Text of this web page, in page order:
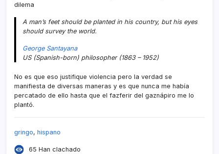
dilema
A man’s feet should be planted in his country, but his eyes
should survey the world.
George Santayana
US (Spanish-born) philosopher (1863 – 1952)
No es que eso justifique violencia pero la verdad se
manifiesta de diversas maneras y es que nunca me habí­a
percatado de ello hasta que el fazferir del gaznápiro me lo
plantó.
gringo, hispano
65 Han clachado